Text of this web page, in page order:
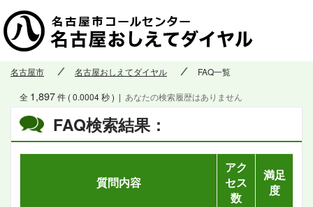
名古屋市 名古屋おしえてダイヤル FAQ一覧
FAQ検索結果：
全 1,897件 ( 0.0004 秒 ) | あなたの検索履歴はありません
質問内容
アク
セス
数
満足
度